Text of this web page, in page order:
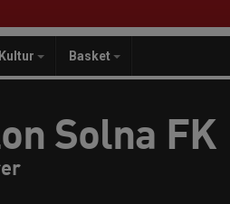
Kultur Basket
Solna FK